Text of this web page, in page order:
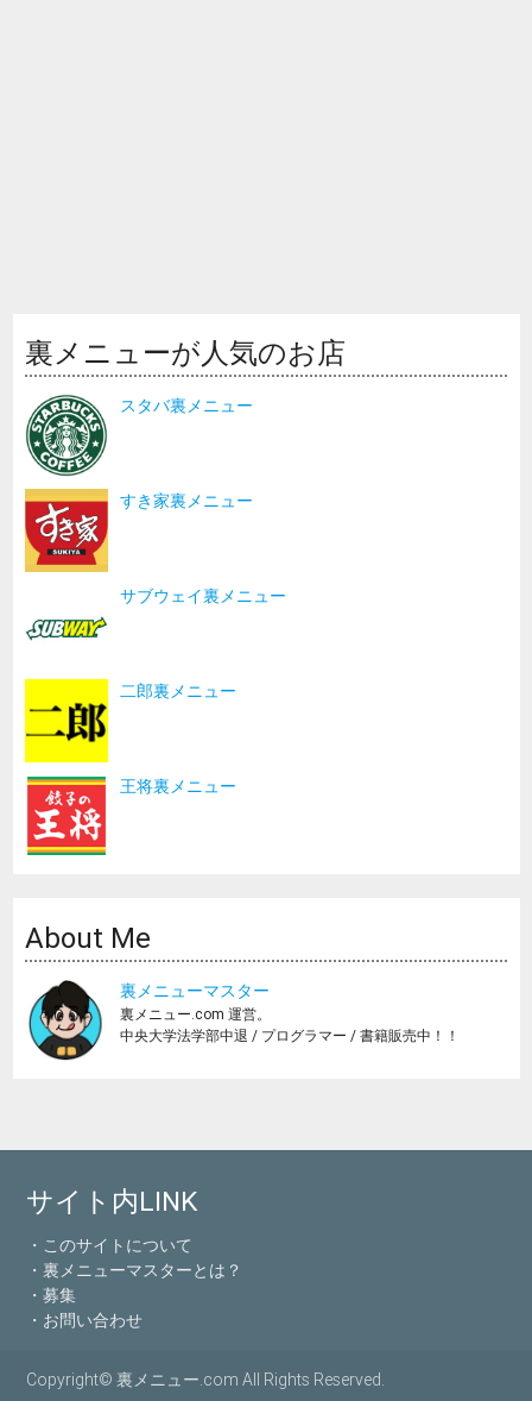
裏メニューが人気のお店
スタバ裏メニュー
すき家裏メニュー
サブウェイ裏メニュー
二郎裏メニュー
王将裏メニュー
About Me
裏メニューマスター
裏メニュー.com 運営。
中央大学法学部中退 / プログラマー / 書籍販売中！！
サイト内LINK
・このサイトについて
・裏メニューマスターとは？
・募集
・お問い合わせ
Copyright© 裏メニュー.com All Rights Reserved.